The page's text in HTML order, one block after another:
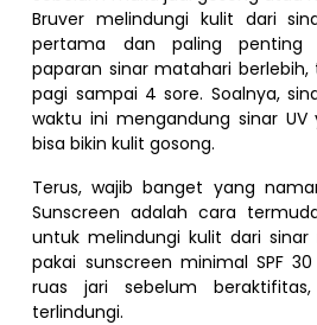
Bruver melindungi kulit dari
pertama dan paling penting
paparan sinar matahari
pagi sampai 4 sore. Soalnya,
waktu ini mengandung sinar
bisa bikin kulit gosong.
Terus, wajib banget yang
Sunscreen adalah cara
untuk melindungi kulit dari sinar
pakai sunscreen minimal SPF
ruas jari sebelum
terlindungi.